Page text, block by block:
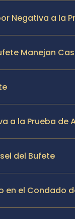
Negativa a la
Manejan
a la Prueba de
del Bufete
en el Condado